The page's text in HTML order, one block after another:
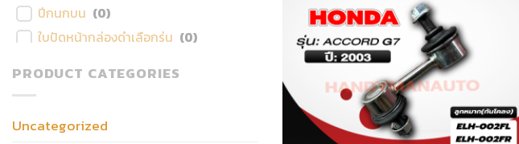
ปีกนกบน (0)
ใบปัดหน้ากล่องดำเลือกรุ่น (0)
ลูกหมากปีกนกEEP
PRODUCT CATEGORIES
Uncategorized